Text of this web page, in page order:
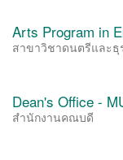
Arts Program in
สาขาวิชาดนตรีและธุ
Dean's Office -
สำนักงานคณบดี